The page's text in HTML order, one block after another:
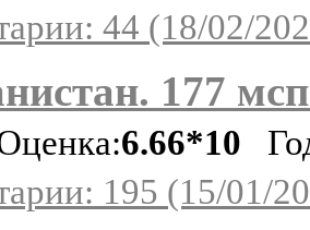
44 (18/02/
177
6.66*10
195 (15/01/